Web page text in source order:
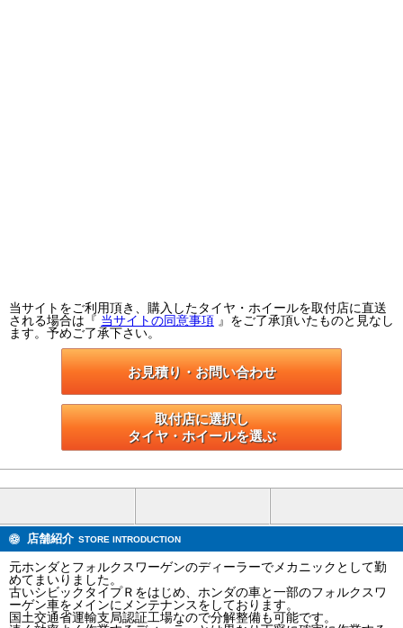
当サイトをご利用頂き、購入したタイヤ・ホイールを取付店に直送
される場合は『 当サイトの同意事項 』をご了承頂いたものと見なし
ます。予めご了承下さい。
お見積り・お問い合わせ
取付店に選択し
タイヤ・ホイールを選ぶ
店舗紹介 STORE INTRODUCTION
元ホンダとフォルクスワーゲンのディーラーでメカニックとして勤
めてまいりました。
古いシビックタイプＲをはじめ、ホンダの車と一部のフォルクスワ
ーゲン車をメインにメンテナンスをしております。
国土交通省運輸支局認証工場なので分解整備も可能です。